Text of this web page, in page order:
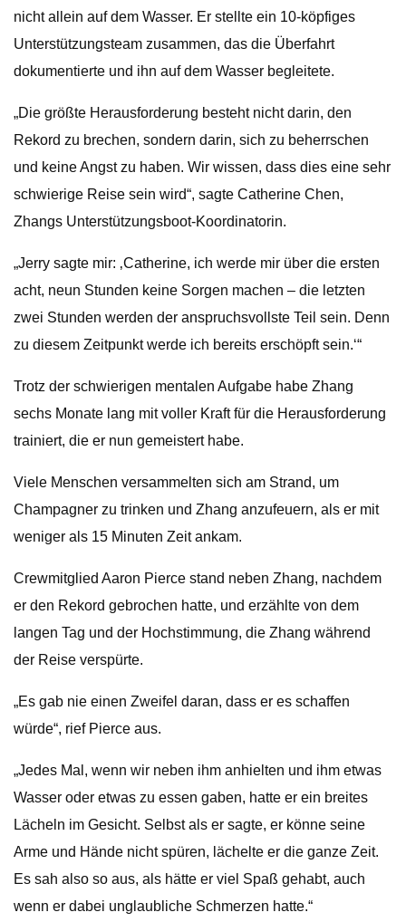
nicht allein auf dem Wasser. Er stellte ein 10-köpfiges
Unterstützungsteam zusammen, das die Überfahrt
dokumentierte und ihn auf dem Wasser begleitete.
„Die größte Herausforderung besteht nicht darin, den
Rekord zu brechen, sondern darin, sich zu beherrschen
und keine Angst zu haben. Wir wissen, dass dies eine sehr
schwierige Reise sein wird“, sagte Catherine Chen,
Zhangs Unterstützungsboot-Koordinatorin.
„Jerry sagte mir: ‚Catherine, ich werde mir über die ersten
acht, neun Stunden keine Sorgen machen – die letzten
zwei Stunden werden der anspruchsvollste Teil sein. Denn
zu diesem Zeitpunkt werde ich bereits erschöpft sein.‘“
Trotz der schwierigen mentalen Aufgabe habe Zhang
sechs Monate lang mit voller Kraft für die Herausforderung
trainiert, die er nun gemeistert habe.
Viele Menschen versammelten sich am Strand, um
Champagner zu trinken und Zhang anzufeuern, als er mit
weniger als 15 Minuten Zeit ankam.
Crewmitglied Aaron Pierce stand neben Zhang, nachdem
er den Rekord gebrochen hatte, und erzählte von dem
langen Tag und der Hochstimmung, die Zhang während
der Reise verspürte.
„Es gab nie einen Zweifel daran, dass er es schaffen
würde“, rief Pierce aus.
„Jedes Mal, wenn wir neben ihm anhielten und ihm etwas
Wasser oder etwas zu essen gaben, hatte er ein breites
Lächeln im Gesicht. Selbst als er sagte, er könne seine
Arme und Hände nicht spüren, lächelte er die ganze Zeit.
Es sah also so aus, als hätte er viel Spaß gehabt, auch
wenn er dabei unglaubliche Schmerzen hatte.“